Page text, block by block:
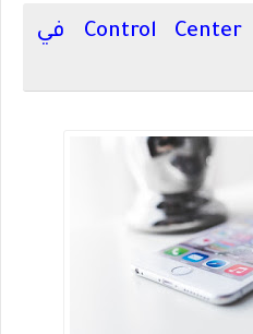
Control Center في